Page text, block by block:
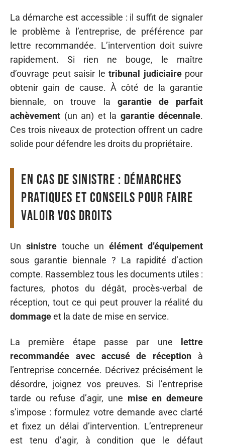
La démarche est accessible : il suffit de signaler
le problème à l’entreprise, de préférence par
lettre recommandée. L’intervention doit suivre
rapidement. Si rien ne bouge, le maître
d’ouvrage peut saisir le tribunal judiciairepour
obtenir gain de cause. À côté de la garantie
biennale, on trouve la garantie de parfait
achèvement (un an) et la garantie décennale.
Ces trois niveaux de protection offrent un cadre
solide pour défendre les droits du propriétaire.
En cas de sinistre : démarches
pratiques et conseils pour faire
valoir vos droits
Un sinistretouche unélément d’équipement
sous garantie biennale ? La rapidité d’action
compte. Rassemblez tous les documents utiles :
factures, photos du dégât, procès-verbal de
réception, tout ce qui peut prouver la réalité du
dommageet la date de mise en service.
La première étape passe par une
lettre
recommandée avec accusé de réception à
l’entreprise concernée. Décrivez précisément le
désordre, joignez vos preuves. Si l’entreprise
tarde ou refuse d’agir, une mise en demeure
s’impose : formulez votre demande avec clarté
et fixez un délai d’intervention. L’entrepreneur
est tenu d’agir, à condition que le défaut